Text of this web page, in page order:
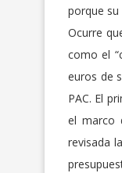
porque
Ocurre
como el
euros de
PAC. El
el marco
revisada